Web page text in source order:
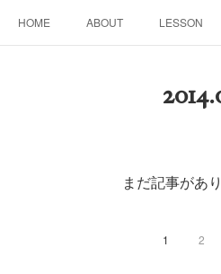
HOME ABOUT LESSON
2014.
まだ記事があ
1 2